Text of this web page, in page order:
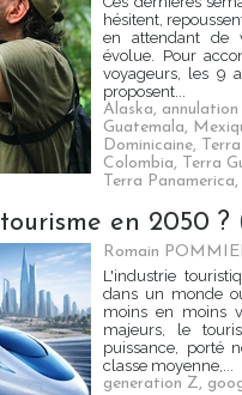
hésitent,
en attendant de
évolue. Pour
voyageurs, les 9
proposent...
Alaska,
Guatemala,
Dominicaine,
Colombia, Terra
Terra Panamerica,
en 2050
Romain
L'industrie
dans un monde
moins en moins
majeurs, le
puissance, porté
classe moyenne,...
generation Z,